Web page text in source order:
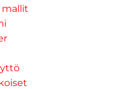
mallit